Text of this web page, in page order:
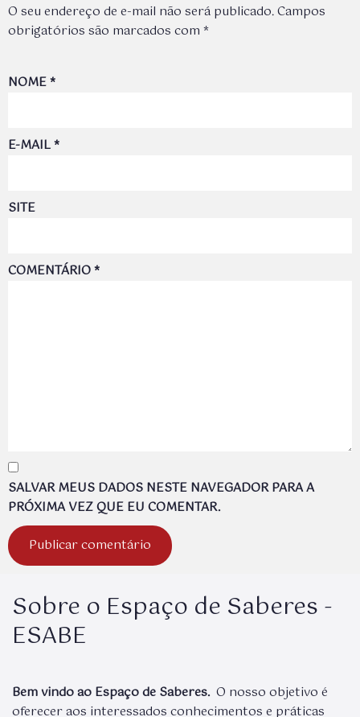
O seu endereço de e-mail não será publicado.Campos
obrigatórios são marcados com *
NOME*
E-MAIL*
SITE
COMENTÁRIO*
SALVAR MEUS DADOS NESTE NAVEGADOR PARA A
PRÓXIMA VEZ QUE EU COMENTAR.
Sobre o Espaço de Saberes -
ESABE
Bem vindo ao Espaço de Saberes. O nosso objetivo é
oferecer aos interessados conhecimentos e práticas